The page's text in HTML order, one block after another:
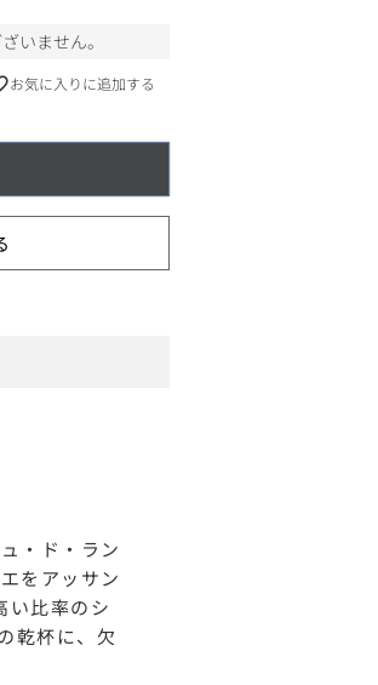
いません。
お気に入りに追加する
・ド・ラン
をアッサン
い比率のシ
乾杯に、欠